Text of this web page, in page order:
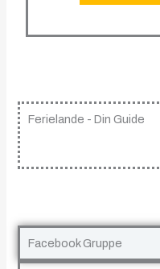
Ferielande - Din Guide
Facebook Gruppe